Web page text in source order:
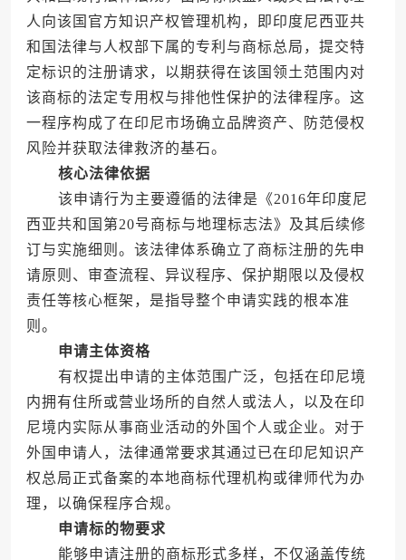
人向该国官方知识产权管理机构，即印度尼西亚共
和国法律与人权部下属的专利与商标总局，提交特
定标识的注册请求，以期获得在该国领土范围内对
该商标的法定专用权与排他性保护的法律程序。这
一程序构成了在印尼市场确立品牌资产、防范侵权
风险并获取法律救济的基石。
核心法律依据
该申请行为主要遵循的法律是《2016年印度尼
西亚共和国第20号商标与地理标志法》及其后续修
订与实施细则。该法律体系确立了商标注册的先申
请原则、审查流程、异议程序、保护期限以及侵权
责任等核心框架，是指导整个申请实践的根本准
则。
申请主体资格
有权提出申请的主体范围广泛，包括在印尼境
内拥有住所或营业场所的自然人或法人，以及在印
尼境内实际从事商业活动的外国个人或企业。对于
外国申请人，法律通常要求其通过已在印尼知识产
权总局正式备案的本地商标代理机构或律师代为办
理，以确保程序合规。
申请标的物要求
能够申请注册的商标形式多样，不仅涵盖传统